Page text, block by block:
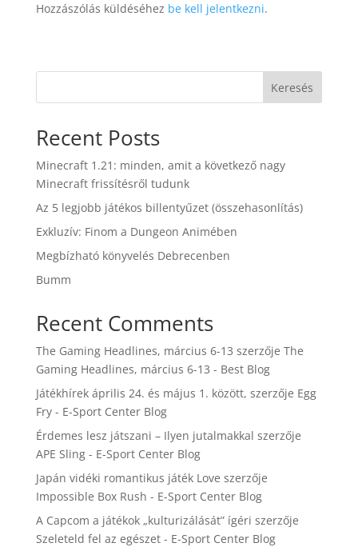
Hozzászólás küldéséhez be kell jelentkezni.
Keresés
Recent Posts
Minecraft 1.21: minden, amit a következő nagy
Minecraft frissítésről tudunk
Az 5 legjobb játékos billentyűzet (összehasonlítás)
Exkluzív: Finom a Dungeon Animében
Megbízható könyvelés Debrecenben
Bumm
Recent Comments
The Gaming Headlines, március 6-13 szerzője The
Gaming Headlines, március 6-13 - Best Blog
Játékhírek április 24. és május 1. között, szerzője Egg
Fry - E-Sport Center Blog
Érdemes lesz játszani – Ilyen jutalmakkal szerzője
APE Sling - E-Sport Center Blog
Japán vidéki romantikus játék Love szerzője
Impossible Box Rush - E-Sport Center Blog
A Capcom a játékok „kulturizálását” ígéri szerzője
Szeleteld fel az egészet - E-Sport Center Blog